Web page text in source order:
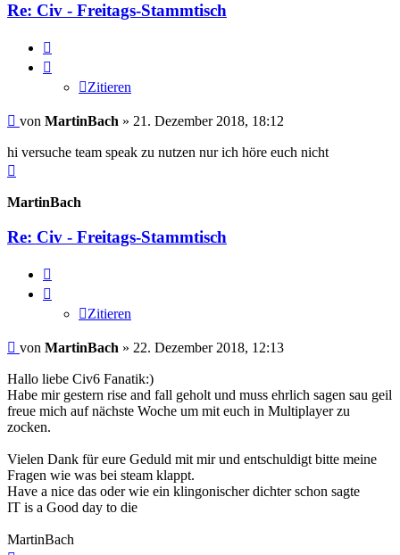
Re: Civ - Freitags-Stammtisch
Zitieren
Beitrag
von MartinBach » 21. Dezember 2018, 18:12
hi versuche team speak zu nutzen nur ich höre euch nicht
MartinBach
Re: Civ - Freitags-Stammtisch
Zitieren
Beitrag
von MartinBach » 22. Dezember 2018, 12:13
Hallo liebe Civ6 Fanatik:)
Habe mir gestern rise and fall geholt und muss ehrlich sagen sau geil
freue mich auf nächste Woche um mit euch in Multiplayer zu
zocken.
Vielen Dank für eure Geduld mit mir und entschuldigt bitte meine
Fragen wie was bei steam klappt.
Have a nice das oder wie ein klingonischer dichter schon sagte
IT is a Good day to die
MartinBach